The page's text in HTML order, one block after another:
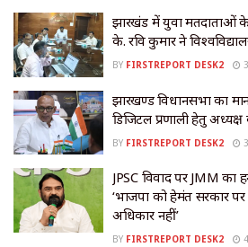
झारखंड में युवा मतदाताओं
के. रवि कुमार ने
BY FIRSTREPORT DESK2
झारखण्ड विधानसभा का
डिजिटल प्रणाली हेतु
BY FIRSTREPORT DESK2
JPSC विवाद पर JMM का
‘भाजपा को हेमंत सरकार
अधिकार नहीं’
BY FIRSTREPORT DESK2